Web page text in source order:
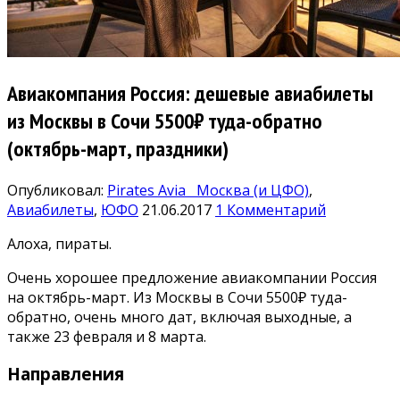
Авиакомпания Россия: дешевые авиабилеты
из Москвы в Сочи 5500₽ туда-обратно
(октябрь-март, праздники)
Опубликовал: Pirates Avia Москва (и ЦФО),
Авиабилеты, ЮФО 21.06.2017 1 Комментарий
Алоха, пираты.
Очень хорошее предложение авиакомпании Россия
на октябрь-март. Из Москвы в Сочи 5500₽ туда-
обратно, очень много дат, включая выходные, а
также 23 февраля и 8 марта.
Направления